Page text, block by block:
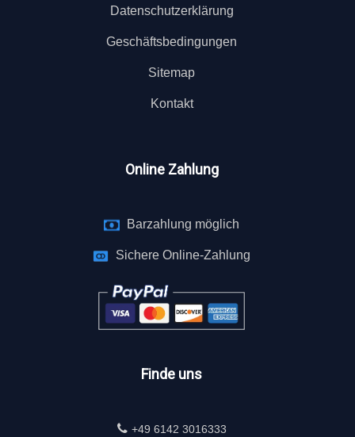
Datenschutzerklärung
Geschäftsbedingungen
Sitemap
Kontakt
Online Zahlung
Barzahlung möglich
Sichere Online-Zahlung
Finde uns
+49 6142 3016333